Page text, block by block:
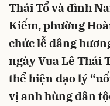
Thái Tổ và đình
Kiếm, phường
chức lễ dâng
ngày Vua Lê Thái
thể hiện đạo lý
vị anh hùng dân